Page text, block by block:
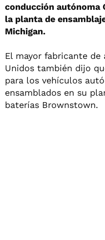
conducción autónoma
la planta de
Michigan.
El mayor fabricante
Unidos también dijo
para los vehículos
ensamblados en su
baterías Brownstown.